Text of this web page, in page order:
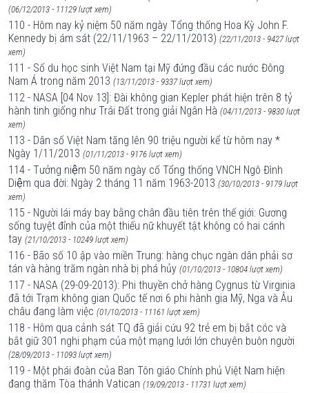
(06/12/2013 - 11129 lượt xem)
110 - Hôm nay kỷ niệm 50 năm ngày Tổng thống Hoa Kỳ John F.
Kennedy bị ám sát (22/11/1963 – 22/11/2013) (22/11/2013 - 9427 lượt
xem)
111 - Số du học sinh Việt Nam tại Mỹ đứng đầu các nước Đông
Nam Á trong năm 2013 (13/11/2013 - 9337 lượt xem)
112 - NASA [04 Nov 13]: Đài không gian Kepler phát hiện trên 8 tỷ
hành tinh giống như Trái Đất trong giải Ngân Hà (04/11/2013 - 9830 lượt
xem)
113 - Dân số Việt Nam tăng lên 90 triệu người kể từ hôm nay *
Ngày 1/11/2013 (01/11/2013 - 9176 lượt xem)
114 - Tưởng niệm 50 năm ngày cố Tổng thống VNCH Ngô Đình
Diệm qua đời: Ngày 2 tháng 11 năm 1963-2013 (30/10/2013 - 9179 lượt
xem)
115 - Người lái máy bay bằng chân đầu tiên trên thế giới: Gương
sống tuyệt đỉnh của một thiếu nữ khuyết tật không có hai cánh
tay (21/10/2013 - 10249 lượt xem)
116 - Bão số 10 ập vào miền Trung: hàng chục ngàn dân phải sơ
tán và hàng trăm ngàn nhà bị phá hủy (01/10/2013 - 10804 lượt xem)
117 - NASA (29-09-2013): Phi thuyền chở hàng Cygnus từ Virginia
đã tới Trạm không gian Quốc tế nơi 6 phi hành gia Mỹ, Nga và Âu
châu đang làm việc (01/10/2013 - 11161 lượt xem)
118 - Hôm qua cảnh sát TQ đã giải cứu 92 trẻ em bị bắt cóc và
bắt giữ 301 nghi phạm của một mạng lưới lớn chuyên buôn người
(28/09/2013 - 11093 lượt xem)
119 - Một phái đoàn của Ban Tôn giáo Chính phủ Việt Nam hiện
đang thăm Tòa thánh Vatican (19/09/2013 - 11731 lượt xem)